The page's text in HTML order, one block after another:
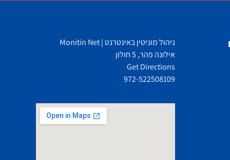
ניהול מוניטין באינטרנט | Monitin Net
אילונה פהר, 5 חולון
Get Directions
972-522508109